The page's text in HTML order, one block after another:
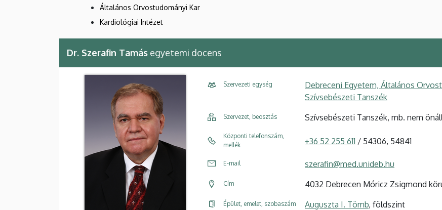
Általános Orvostudományi Kar
Kardiológiai Intézet
Dr. Szerafin Tamás egyetemi docens
Szervezeti egység
Debreceni Egyetem, Általános
Szívsebészeti Tanszék
Szervezet, beosztás Szívsebészeti Tanszék, mb. nem
Központi telefonszám,
mellék
+36 52 255 611 / 54306, 54841
E-mail szerafin@med.unideb.hu
Cím 4032 Debrecen Móricz Zsigmond
Épület, emelet, szobaszám Auguszta I. Tömb, földszint